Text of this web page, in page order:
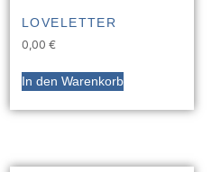
LOVELETTER
0,00 €
In den Warenkorb